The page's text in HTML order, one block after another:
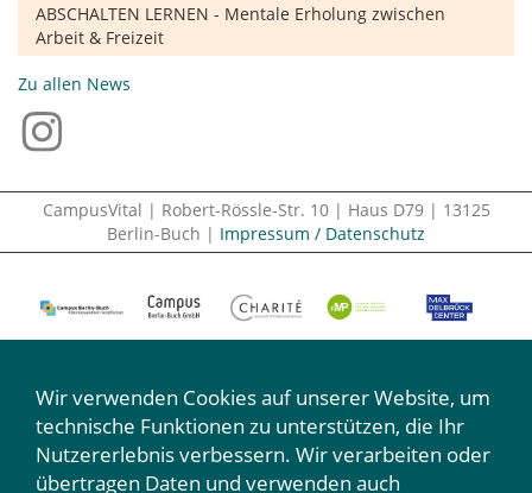
ABSCHALTEN LERNEN - Mentale Erholung zwischen
Arbeit & Freizeit
Zu allen News
CampusVital | Robert-Rössle-Str. 10 | Haus D79 | 13125
Berlin-Buch | Impressum / Datenschutz
Wir machen mit:
Wir verwenden Cookies auf unserer Website, um
technische Funktionen zu unterstützen, die Ihr
Nutzererlebnis verbessern. Wir verarbeiten oder
übertragen Daten und verwenden auch